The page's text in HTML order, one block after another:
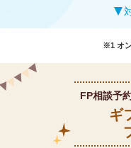
※1 オ
FP相談予
ギ